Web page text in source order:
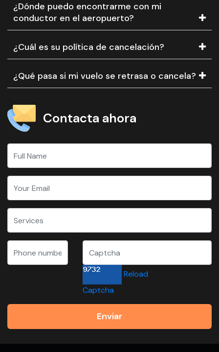
¿Dónde puedo encontrarme con mi
conductor en el aeropuerto?
¿Cuál es su política de cancelación?
¿Qué pasa si mi vuelo se retrasa o cancela?
Contacta ahora
Reload
Captcha
Enviar